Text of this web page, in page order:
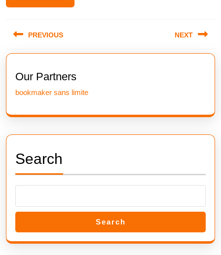
navigation
PREVIOUS
Previous
post:
NEXT
Our Partners
bookmaker sans limite
Search
Search